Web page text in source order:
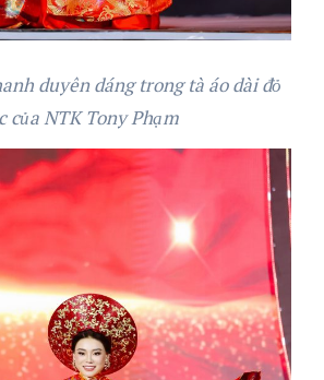
duyên dáng trong tà áo dài đỏ
của NTK Tony Phạm